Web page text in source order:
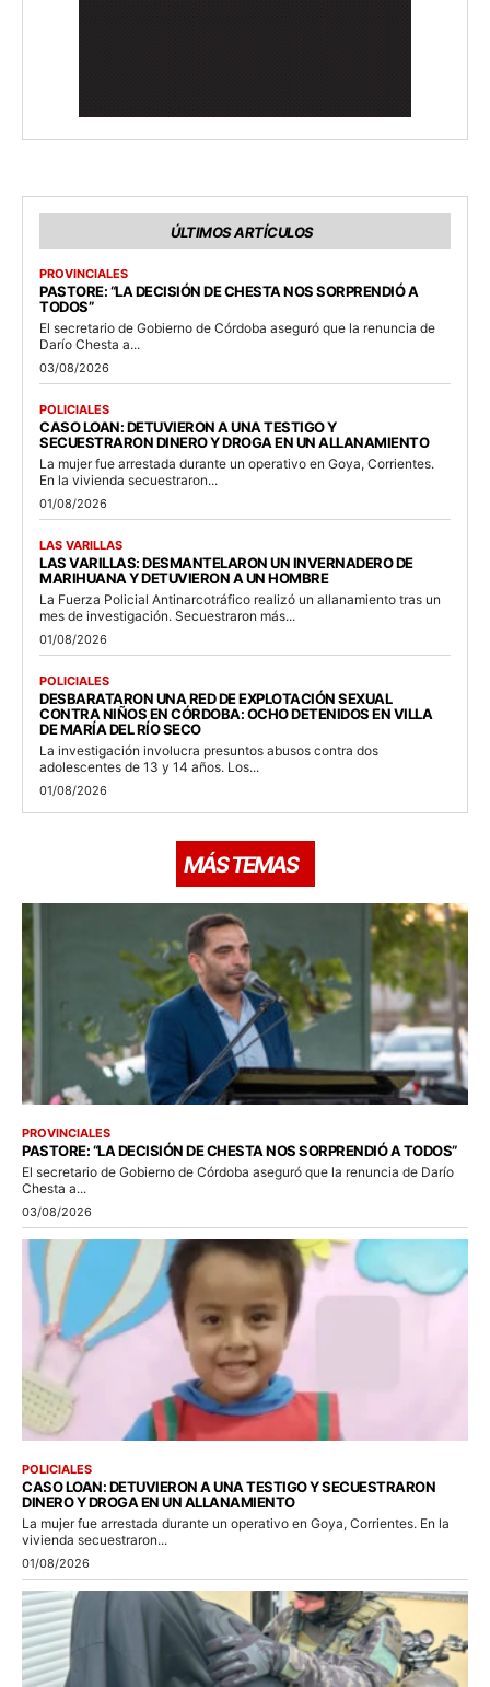
ÚLTIMOS ARTÍCULOS
PROVINCIALES
PASTORE: “LA DECISIÓN DE CHESTA NOS SORPRENDIÓ A
TODOS”
El secretario de Gobierno de Córdoba aseguró que la renuncia de
Darío Chesta a...
03/08/2026
POLICIALES
CASO LOAN: DETUVIERON A UNA TESTIGO Y
SECUESTRARON DINERO Y DROGA EN UN ALLANAMIENTO
La mujer fue arrestada durante un operativo en Goya, Corrientes.
En la vivienda secuestraron...
01/08/2026
LAS VARILLAS
LAS VARILLAS: DESMANTELARON UN INVERNADERO DE
MARIHUANA Y DETUVIERON A UN HOMBRE
La Fuerza Policial Antinarcotráfico realizó un allanamiento tras un
mes de investigación. Secuestraron más...
01/08/2026
POLICIALES
DESBARATARON UNA RED DE EXPLOTACIÓN SEXUAL
CONTRA NIÑOS EN CÓRDOBA: OCHO DETENIDOS EN VILLA
DE MARÍA DEL RÍO SECO
La investigación involucra presuntos abusos contra dos
adolescentes de 13 y 14 años. Los...
01/08/2026
MÁS TEMAS
PROVINCIALES
PASTORE: “LA DECISIÓN DE CHESTA NOS SORPRENDIÓ A TODOS”
El secretario de Gobierno de Córdoba aseguró que la renuncia de Darío
Chesta a...
03/08/2026
POLICIALES
CASO LOAN: DETUVIERON A UNA TESTIGO Y SECUESTRARON
DINERO Y DROGA EN UN ALLANAMIENTO
La mujer fue arrestada durante un operativo en Goya, Corrientes. En la
vivienda secuestraron...
01/08/2026